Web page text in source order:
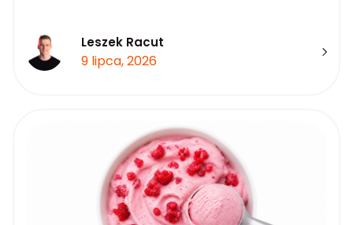
Leszek Racut
9 lipca, 2026